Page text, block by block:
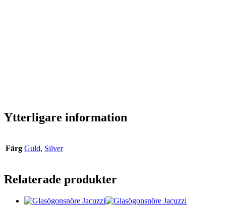
Ytterligare information
Färg Guld, Silver
Relaterade produkter